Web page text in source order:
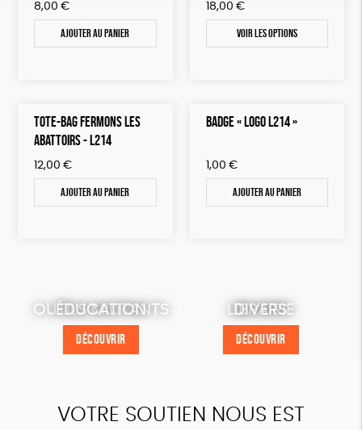
8,00 €
Ajouter au panier
18,00 €
Voir les options
TOTE-BAG FERMONS LES
ABATTOIRS - L214
12,00 €
Ajouter au panier
BADGE « LOGO L214 »
1,00 €
Ajouter au panier
OUTILS MILITANTS
DÉCOUVRIR
LIBRAIRIE
DÉCOUVRIR
ÉDUCATION
DÉCOUVRIR
DIVERS
DÉCOUVRIR
VOTRE SOUTIEN NOUS EST